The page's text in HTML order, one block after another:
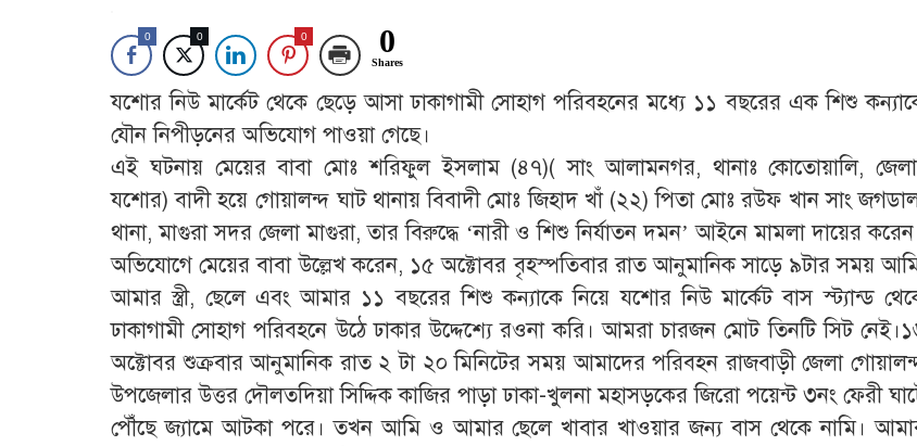
0 0 0 0
Shares
যশোর নিউ মার্কেট থেকে ছেড়ে আসা ঢাকাগামী সোহাগ পরিবহনের মধ্যে ১১ বছরের এক শিশু
যৌন নিপীড়নের অভিযোগ পাওয়া গেছে।
এই ঘটনায় মেয়ের বাবা মোঃ শরিফুল ইসলাম (৪৭)( সাং আলামনগর, থানাঃ কোতোয়ালি,
যশোর) বাদী হয়ে গোয়ালন্দ ঘাট থানায় বিবাদী মোঃ জিহাদ খাঁ (২২) পিতা মোঃ রউফ খান সাং
থানা, মাগুরা সদর জেলা মাগুরা, তার বিরুদ্ধে ‘নারী ও শিশু নির্যাতন দমন’ আইনে মামলা দায়ের
অভিযোগে মেয়ের বাবা উল্লেখ করেন, ১৫ অক্টোবর বৃহস্পতিবার রাত আনুমানিক সাড়ে ৯টার সময়
আমার স্ত্রী, ছেলে এবং আমার ১১ বছরের শিশু কন্যাকে নিয়ে যশোর নিউ মার্কেট বাস স্ট্যান্ড
ঢাকাগামী সোহাগ পরিবহনে উঠে ঢাকার উদ্দেশ্যে রওনা করি। আমরা চারজন মোট তিনটি সিট
অক্টোবর শুক্রবার আনুমানিক রাত ২ টা ২০ মিনিটের সময় আমাদের পরিবহন রাজবাড়ী জেলা
উপজেলার উত্তর দৌলতদিয়া সিদ্দিক কাজির পাড়া ঢাকা-খুলনা মহাসড়কের জিরো পয়েন্ট ৩নং ফেরী
পৌঁছে জ্যামে আটকা পরে। তখন আমি ও আমার ছেলে খাবার খাওয়ার জন্য বাস থেকে নামি।